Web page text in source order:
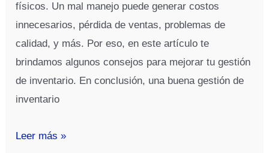
físicos. Un mal manejo puede generar costos
innecesarios, pérdida de ventas, problemas de
calidad, y más. Por eso, en este artículo te
brindamos algunos consejos para mejorar tu gestión
de inventario. En conclusión, una buena gestión de
inventario
¿Cómo
Leer más »